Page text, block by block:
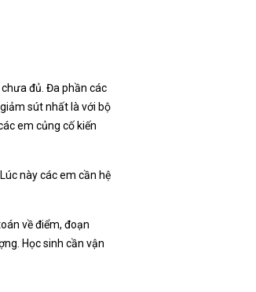
đủ. Đa phần các
sút nhất là với bộ
em củng cố kiến
này các em cần hệ
về điểm, đoạn
Học sinh cần vận